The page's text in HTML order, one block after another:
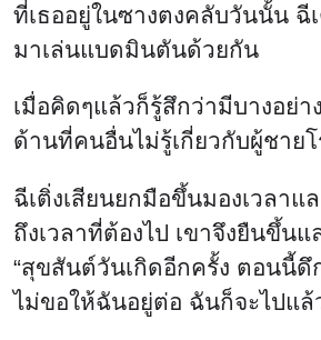
ที่เธออยู่ในซางตงคลับวันนั้น ฉี
มาเล่นแบดมินตันด้วยกัน
เมื่อคิดๆแล้วก็รู้สึกว่ามีบางอย่
ด้านที่คนอื่นไม่รู้เกี่ยวกับผู้ชาย
ฉีเติ่งเสียนยกมือขึ้นมองเวลาแ
ถึงเวลาที่ต้องไป เขาจึงยืนขึ้นแ
“สุขสันต์วันเกิดอีกครั้ง ตอนนี้ดึ
ไม่ขอให้ฉันอยู่ต่อ ฉันก็จะไปแล้